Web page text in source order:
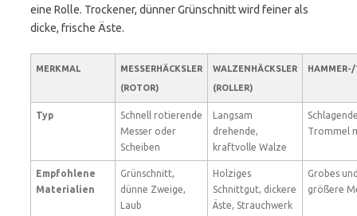
eine Rolle. Trockener, dünner Grünschnitt wird feiner als
dicke, frische Äste.
MERKMAL
MESSERHÄCKSLER
(ROTOR)
WALZENHÄCKSLER
(ROLLER)
HAMMER-/
Typ
Schnell rotierende
Messer oder
Scheiben
Langsam
drehende,
kraftvolle Walze
Trommel
Empfohlene
Materialien
Grünschnitt,
dünne Zweige,
Laub
Holziges
Schnittgut, dickere
Äste, Strauchwerk
Grobes
größere